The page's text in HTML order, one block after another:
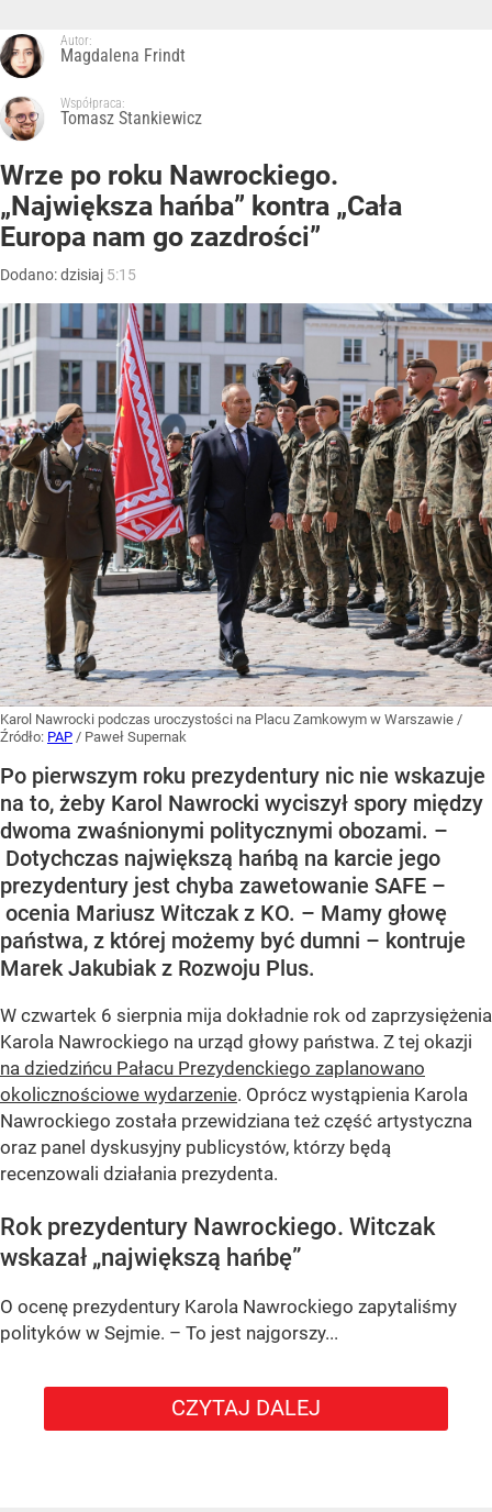
Autor:
Magdalena Frindt
Współpraca:
Tomasz Stankiewicz
Wrze po roku Nawrockiego.
„Największa hańba” kontra „Cała
Europa nam go zazdrości”
Dodano:dzisiaj 5:15
Karol Nawrocki podczas uroczystości na Placu Zamkowym w Warszawie /
Źródło: PAP / Paweł Supernak
Po pierwszym roku prezydentury nic nie wskazuje
na to, żeby Karol Nawrocki wyciszył spory między
dwoma zwaśnionymi politycznymi obozami. –
Dotychczas największą hańbą na karcie jego
prezydentury jest chyba zawetowanie SAFE –
ocenia Mariusz Witczak z KO. – Mamy głowę
państwa, z której możemy być dumni – kontruje
Marek Jakubiak z Rozwoju Plus.
W czwartek 6 sierpnia mija dokładnie rok od zaprzysiężenia
Karola Nawrockiego na urząd głowy państwa. Z tej okazji
na dziedzińcu Pałacu Prezydenckiego zaplanowano
okolicznościowe wydarzenie. Oprócz wystąpienia Karola
Nawrockiego została przewidziana też część artystyczna
oraz panel dyskusyjny publicystów, którzy będą
recenzowali działania prezydenta.
Rok prezydentury Nawrockiego. Witczak
wskazał „największą hańbę”
O ocenę prezydentury Karola Nawrockiego zapytaliśmy
polityków w Sejmie. – To jest najgorszy...
CZYTAJ DALEJ